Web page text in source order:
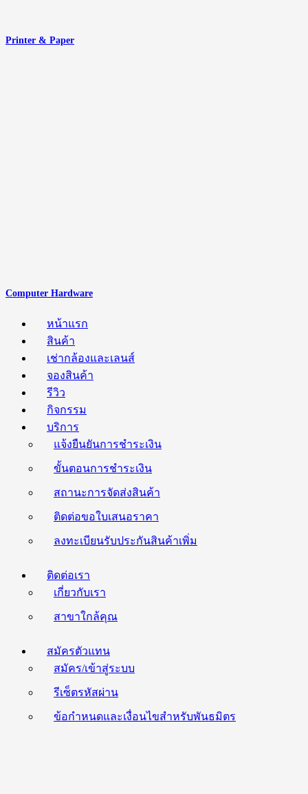
Printer & Paper
Computer Hardware
หน้าแรก
สินค้า
เช่ากล้องและเลนส์
จองสินค้า
รีวิว
กิจกรรม
บริการ
แจ้งยืนยันการชำระเงิน
ขั้นตอนการชำระเงิน
สถานะการจัดส่งสินค้า
ติดต่อขอใบเสนอราคา
ลงทะเบียนรับประกันสินค้าเพิ่ม
ติดต่อเรา
เกี่ยวกับเรา
สาขาใกล้คุณ
สมัครตัวแทน
สมัคร/เข้าสู่ระบบ
รีเซ็ตรหัสผ่าน
ข้อกำหนดและเงื่อนไขสำหรับพันธมิตร